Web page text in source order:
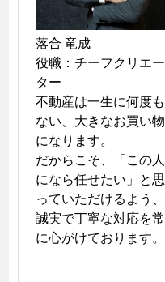
落合 竜成
役職：チーフクリエー
ター
不動産は一生に何度も
ない、大きなお買い物
になります。
だからこそ、「この人
になら任せたい」と思
っていただけるよう、
誠実で丁寧な対応を常
に心がけております。